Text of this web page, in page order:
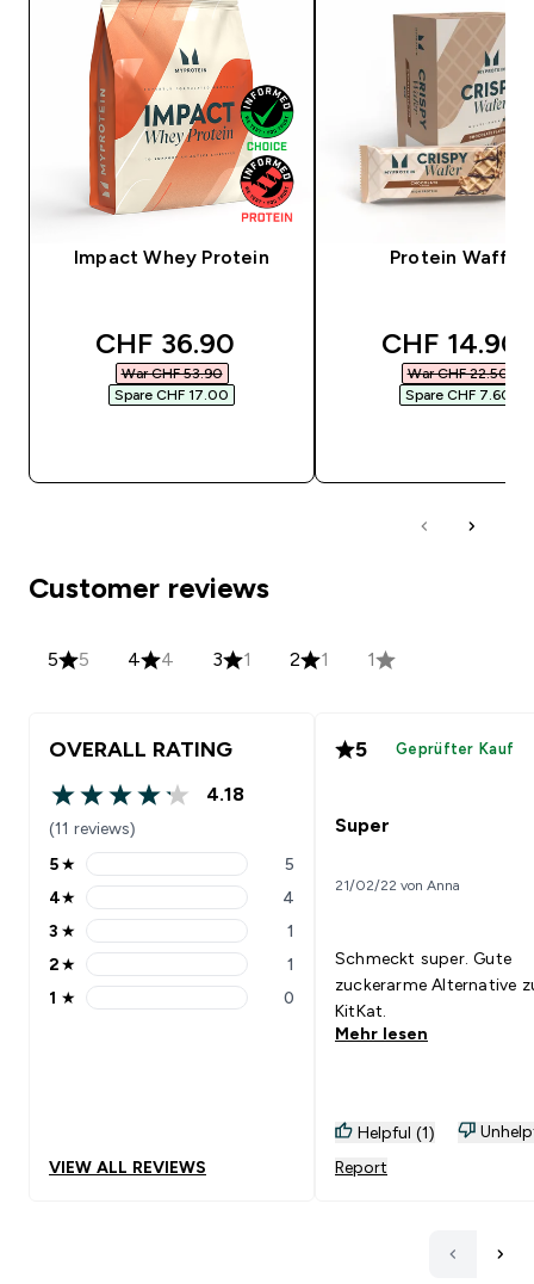
Impact Whey Protein
discounted price
CHF 36.90‎
War CHF 53.90‎
Spare CHF 17.00‎
Protein Waffel
discounted
CHF 14.90‎
War CHF 22.50‎
Spare CHF 7.60‎
Customer reviews
5 5 4 4 3 1 2 1 1
OVERALL RATING
4.18 out of 5 stars
4.18
(11 reviews)
5 stars rating 5 reviews
5★ 5
4 stars rating 4 reviews
4★ 4
3 stars rating 1 reviews
3 ★ 1
2 stars rating 1 reviews
2★ 1
1 stars rating 0 reviews
1 ★ 0
VIEW ALL REVIEWS
5 Geprüfter Kauf
Super
21/02/22 von Anna
Schmeckt super. Gute
zuckerarme Alternative
KitKat.
Mehr lesen
Helpful (1)
Report